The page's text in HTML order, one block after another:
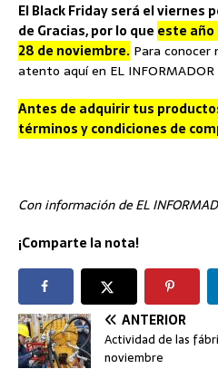
El Black Friday será el viernes
de Gracias, por lo que este año
28 de noviembre. Para
atento aquí en EL
Antes de adquirir tus
términos y condiciones de
Con información de EL
¡Comparte la nota!
ANTERIOR
Actividad de las
noviembre